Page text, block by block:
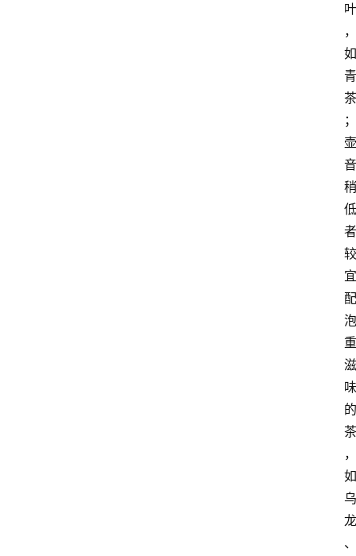
叶
，
如
青
茶
；
壶
音
稍
低
者
较
宜
配
泡
重
滋
味
的
茶
，
如
乌
龙
、